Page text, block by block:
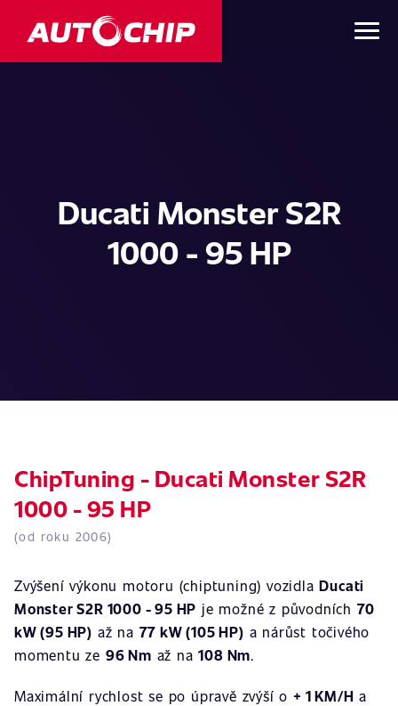
Ducati Monster S2R
1000 - 95 HP
ChipTuning - Ducati Monster S2R
1000 - 95 HP
(od roku 2006)
Zvýšení výkonu motoru (chiptuning) vozidlaDucati
Monster S2R 1000 - 95 HP je možné z původních 70
kW (95 HP) až na 77 kW (105 HP) a nárůst točivého
momentu ze 96 Nm až na108 Nm.
Maximální rychlost se po úpravě zvýší o + 1 KM/H a